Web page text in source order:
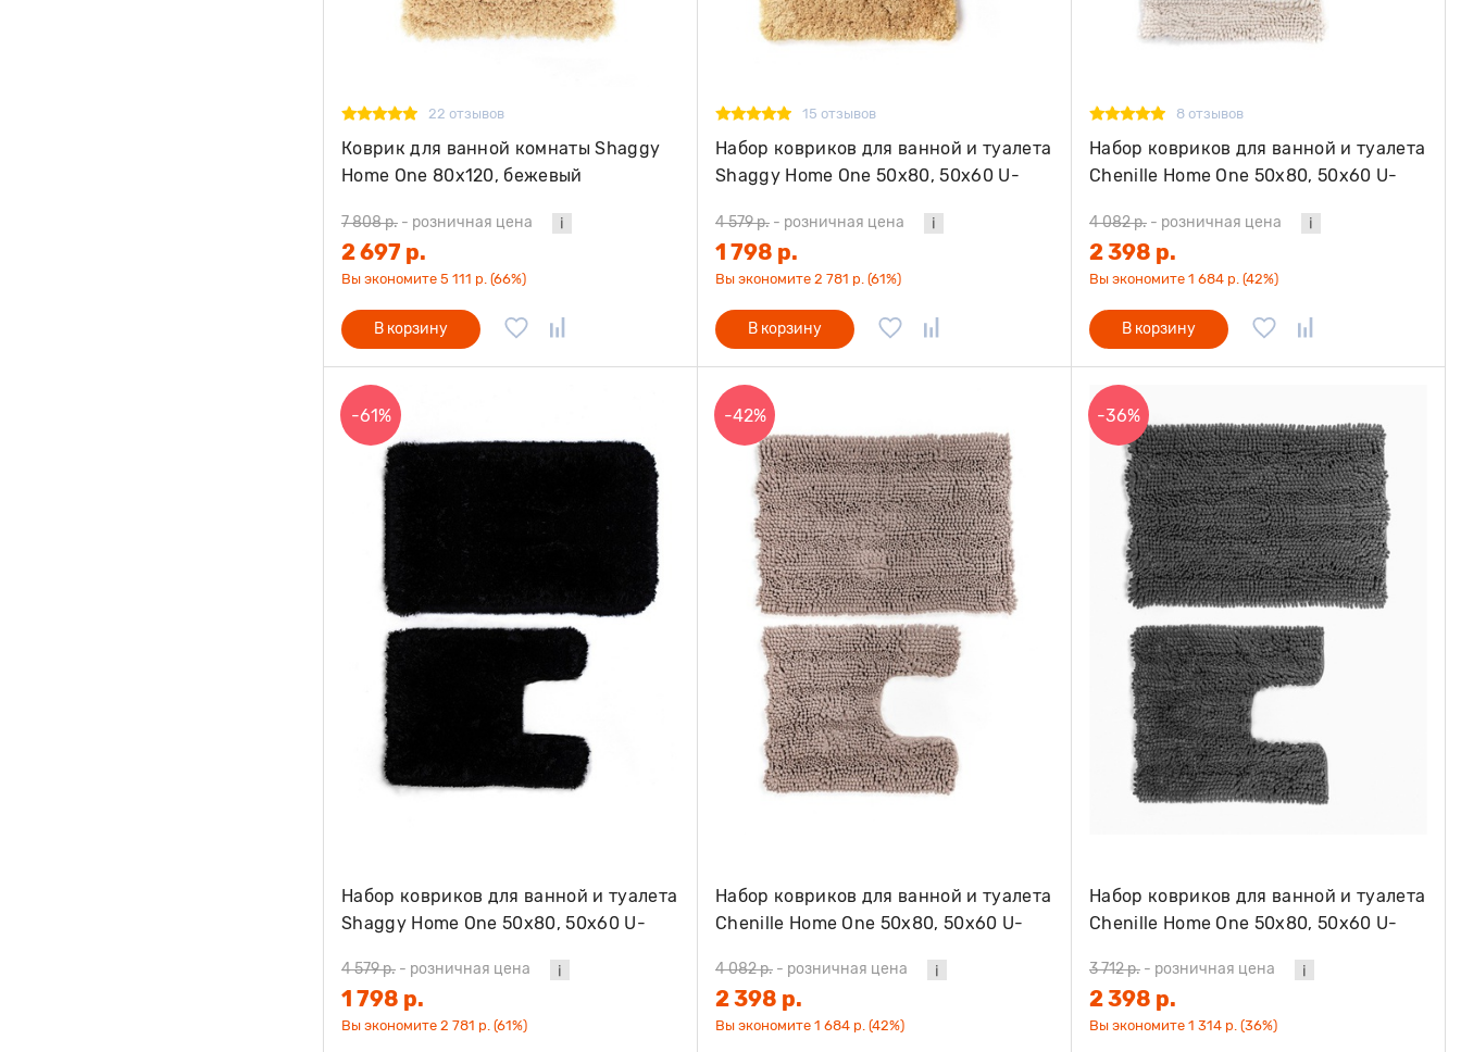
22 отзывов
Коврик для ванной комнаты Shaggy
Home One 80х120, бежевый
7 808 р. - розничная цена
2 697 р.
Вы экономите 5 111 р. (66%)
В корзину
15 отзывов
Набор ковриков для ванной и туалета
Shaggy Home One 50х80, 50х60 U-
4 579 р. - розничная цена
1 798 р.
Вы экономите 2 781 р. (61%)
В корзину
8 отзывов
Набор ковриков для ванной и туалета
Chenille Home One 50х80, 50х60 U-
4 082 р. - розничная цена
2 398 р.
Вы экономите 1 684 р. (42%)
В корзину
-61%
Набор ковриков для ванной и туалета
Shaggy Home One 50х80, 50х60 U-
4 579 р. - розничная цена
1 798 р.
Вы экономите 2 781 р. (61%)
-42%
Набор ковриков для ванной и туалета
Chenille Home One 50х80, 50х60 U-
4 082 р. - розничная цена
2 398 р.
Вы экономите 1 684 р. (42%)
-36%
Набор ковриков для ванной и туалета
Chenille Home One 50х80, 50х60 U-
3 712 р. - розничная цена
2 398 р.
Вы экономите 1 314 р. (36%)